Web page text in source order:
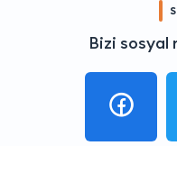
Bizi sosyal